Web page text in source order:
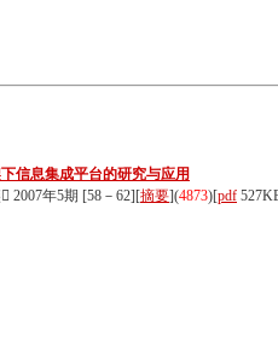
信息集成平台的研究与应用
2007年5期 [58－62][摘要](4873)[pdf